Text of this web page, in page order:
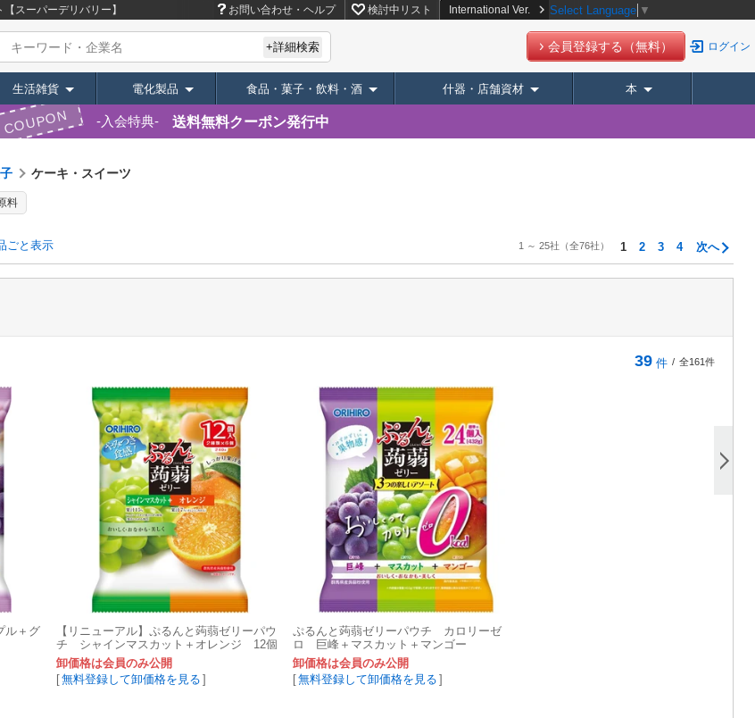
スーパーデリバリー】 お問い合わせ・ヘルプ 検討中リスト International Ver. Select Language ▼
キーワード・企業名 +詳細検索 会員登録する（無料） ログイン
生活雑貨 電化製品 食品・菓子・飲料・酒 什器・店舗資材 本
COUPON 入会特典 送料無料クーポン発行中
ケーキ・スイーツ
料
ごと表示 1 ～ 25社 （全76社） 1 2 3 4 次へ
39 件 / 全161件
ル＋グ
【リニューアル】ぷるんと蒟蒻ゼリーパウ
チ シャインマスカット＋オレンジ 12個
（更に美味しく）
卸価格は会員のみ公開
[無料登録して卸価格を見る ]
ぷるんと蒟蒻ゼリーパウチ カロリーゼ
ロ 巨峰＋マスカット＋マンゴー
卸価格は会員のみ公開
[無料登録して卸価格を見る ]